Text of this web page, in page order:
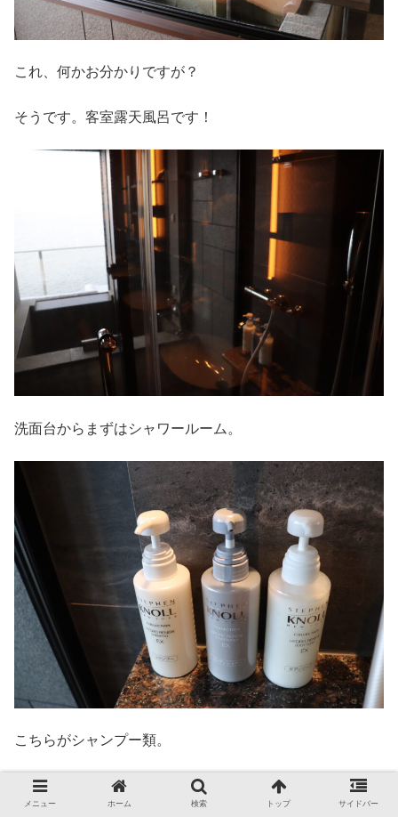
これ、何かお分かりですが？
そうです。客室露天風呂です！
洗面台からまずはシャワールーム。
こちらがシャンプー類。
メニュー ホーム 検索 トップ サイドバー